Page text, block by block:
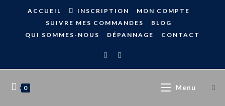
ACCUEIL INSCRIPTION
MON COMPTE
SUIVRE MES COMMANDES
BLOG
QUI SOMMES-NOUS
DÉPANNAGE CONTACT
0 Menu